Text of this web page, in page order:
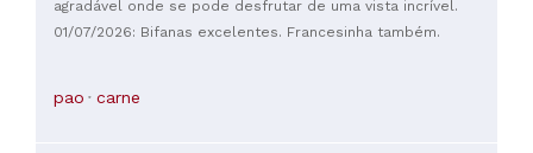
agradável onde se pode desfrutar de uma vista incrível.
01/07/2026: Bifanas excelentes. Francesinha também.
pao carne